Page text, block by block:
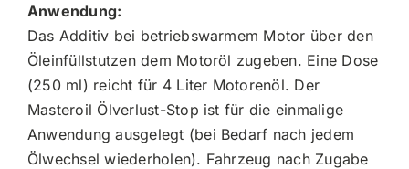
Anwendung:
Das Additiv bei betriebswarmem Motor über den
Öleinfüllstutzen dem Motoröl zugeben. Eine Dose
(250 ml) reicht für 4 Liter Motorenöl. Der
Masteroil Ölverlust-Stop ist für die einmalige
Anwendung ausgelegt (bei Bedarf nach jedem
Ölwechsel wiederholen). Fahrzeug nach Zugabe